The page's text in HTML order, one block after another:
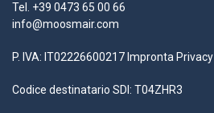
Tel. +39 0473 65 00 66
info@moosmair.com
P. IVA: IT02226600217 Impronta Privacy
Codice destinatario SDI: T04ZHR3